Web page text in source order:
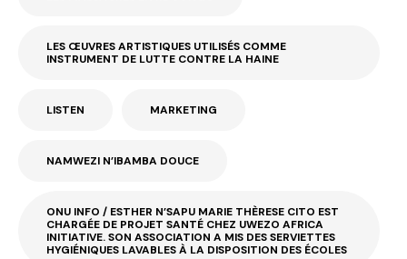
LES ŒUVRES ARTISTIQUES UTILISÉS COMME
INSTRUMENT DE LUTTE CONTRE LA HAINE
LISTEN MARKETING
NAMWEZI N’IBAMBA DOUCE
ONU INFO / ESTHER N’SAPU MARIE THÈRESE CITO EST
CHARGÉE DE PROJET SANTÉ CHEZ UWEZO AFRICA
INITIATIVE. SON ASSOCIATION A MIS DES SERVIETTES
HYGIÉNIQUES LAVABLES À LA DISPOSITION DES ÉCOLES